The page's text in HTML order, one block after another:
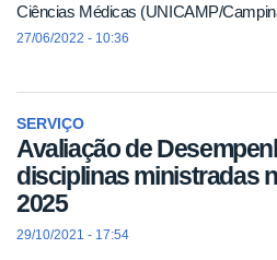
Ciências Médicas (UNICAMP/
Saúde Coletiva pel
27/06/2022 - 10:36
SERVIÇO
Avaliação de
disciplinas ministradas
2025
29/10/2021 - 17:54